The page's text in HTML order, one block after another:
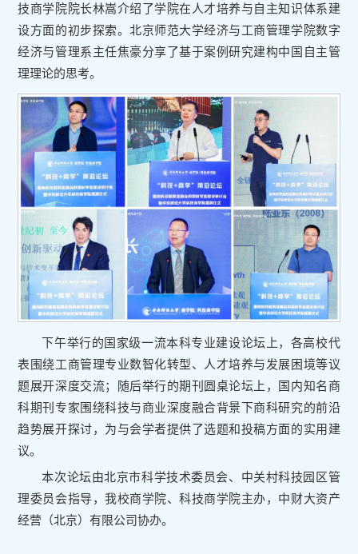
技商学院院长林嵩介绍了学院在人才培养与自主知识体系建
设方面的初步探索。北京师范大学经济与工商管理学院数字
经济与管理系主任焦豪分享了基于案例研究建构中国自主管
理理论的思考。
下午举行的国家级一流本科专业建设论坛上，各高校代
表围绕工商管理专业数智化转型、人才培养与发展困境等议
题展开深度交流；随后举行的期刊圆桌论坛上，国内知名商
科期刊专家围绕科技与商业深度融合背景下商科研究的前沿
趋势展开探讨，为与会学者提供了选题和投稿方面的实用建
议。
本次论坛由北京市科学技术委员会、中关村科技园区管
理委员会指导，我校商学院、科技商学院主办，中财大资产
经营（北京）有限公司协办。